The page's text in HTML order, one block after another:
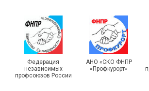
IX Туристический слёт
Московской городской
организации Профсоюза
Турслет
области
Федерация
независимых
профсоюзов России
АНО «СКО ФНПР
«Профкурорт»